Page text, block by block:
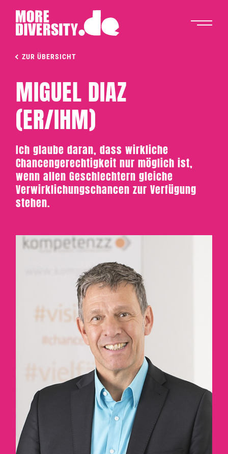
ZUR ÜBERSICHT
MIGUEL DIAZ
(ER/IHM)
Ich glaube daran, dass wirkliche
Chancengerechtigkeit nur möglich ist,
wenn allen Geschlechtern gleiche
Verwirklichungschancen zur Verfügung
stehen.